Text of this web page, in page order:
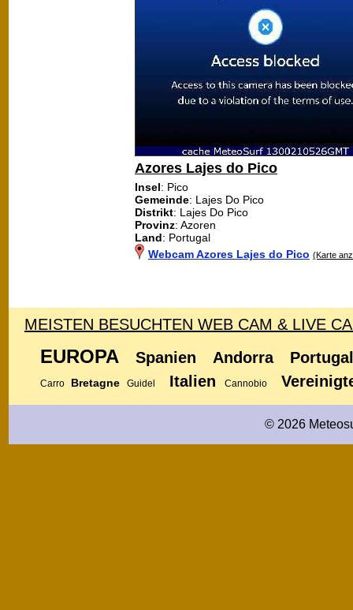
Azores Lajes do Pico
Insel: Pico
Gemeinde: Lajes Do Pico
Distrikt: Lajes Do Pico
Provinz: Azoren
Land: Portugal
Webcam Azores Lajes do Pico (Karte
MEISTEN BESUCHTEN WEB CAM & LIVE
EUROPA Spanien Andorra Portugal
Carro Bretagne Guidel Italien Cannobio
© 2026